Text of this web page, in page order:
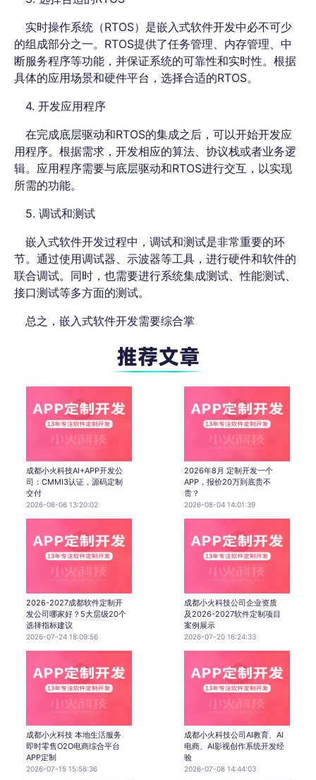
实时操作系统（RTOS）是嵌入式软件开发中必不可少
的组成部分之一。RTOS提供了任务管理、内存管理、中
断服务程序等功能，并保证系统的可靠性和实时性。根据
具体的应用场景和硬件平台，选择合适的RTOS。
4. 开发应用程序
在完成底层驱动和RTOS的集成之后，可以开始开发应
用程序。根据需求，开发相应的算法、协议栈或者业务逻
辑。应用程序需要与底层驱动和RTOS进行交互，以实现
所需的功能。
5. 调试和测试
嵌入式软件开发过程中，调试和测试是非常重要的环
节。通过使用调试器、示波器等工具，进行硬件和软件的
联合调试。同时，也需要进行系统集成测试、性能测试、
接口测试等多方面的测试。
总之，嵌入式软件开发需要综合掌
成都小火科技AI+APP开发公
司：CMMI3认证，源码定制
交付
2026-08-06 13:20:02
2026年8月 定制开发一个
APP，报价20万到底贵不
贵？
2026-08-04 14:01:39
2026-2027成都软件定制开
发公司哪家好？5大层级20个
选择指标建议
2026-07-24 18:09:56
成都小火科技公司企业资质
及2026-2027软件定制项目
案例展示
2026-07-20 16:24:33
成都小火科技 本地生活服务
即时零售O2O电商综合平台
APP定制
2026-07-15 15:56:36
成都小火科技公司AI教育、AI
电商、AI影视创作系统开发经
验
2026-07-08 14:44:03